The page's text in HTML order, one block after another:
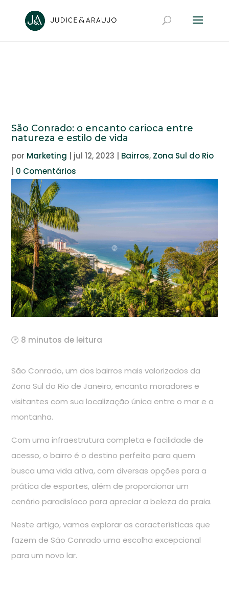
São Conrado: o encanto carioca entre
natureza e estilo de vida
por Marketing jul 12, 2023 Bairros, Zona Sul do Rio
0 Comentários
🕑 8 minutos de leitura
São Conrado, um dos bairros mais valorizados da
Zona Sul do Rio de Janeiro, encanta moradores e
visitantes com sua localização única entre o mar e a
montanha.
Com uma infraestrutura completa e facilidade de
acesso, o bairro é o destino perfeito para quem
busca uma vida ativa, com diversas opções para a
prática de esportes, além de proporcionar um
cenário paradisíaco para apreciar a beleza da praia.
Neste artigo, vamos explorar as características que
fazem de São Conrado uma escolha excepcional
para um novo lar.